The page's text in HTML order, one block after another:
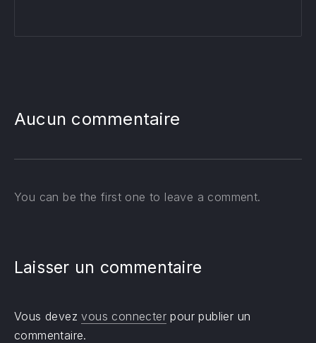
Aucun commentaire
You can be the first one to leave a comment.
Laisser un commentaire
Vous devezvous connecter pour publier un
commentaire.